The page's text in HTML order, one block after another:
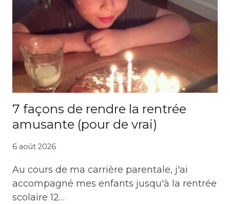
7 façons de rendre la rentrée
amusante (pour de vrai)
6 août 2026
Au cours de ma carrière parentale, j'ai
accompagné mes enfants jusqu'à la rentrée
scolaire 12…